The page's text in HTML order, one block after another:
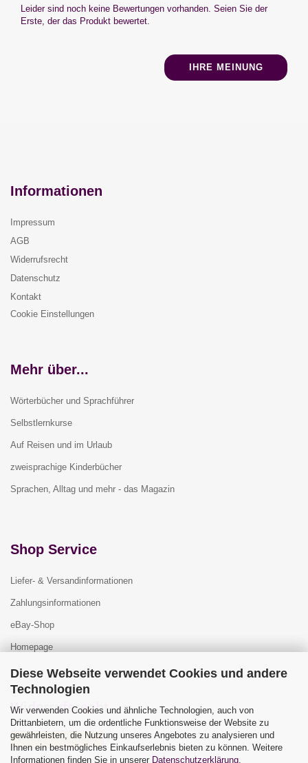
Diese Webseite verwendet Cookies und andere
Technologien
Wir verwenden Cookies und ähnliche Technologien, auch von
Drittanbietern, um die ordentliche Funktionsweise der Website zu
gewährleisten, die Nutzung unseres Angebotes zu analysieren und
Ihnen ein bestmögliches Einkaufserlebnis bieten zu können. Weitere
Informationen finden Sie in unserer Datenschutzerklärung
Leider sind noch keine Bewertungen vorhanden. Seien Sie der
Erste, der das Produkt bewertet.
IHRE MEINUNG
Informationen
Impressum
AGB
Widerrufsrecht
Datenschutz
Kontakt
Cookie Einstellungen
Mehr über...
Wörterbücher und Sprachführer
Selbstlernkurse
Auf Reisen und im Urlaub
zweisprachige Kinderbücher
Sprachen, Alltag und mehr - das Magazin
Shop Service
Liefer- & Versandinformationen
Zahlungsinformationen
eBay-Shop
Homepage
Widerrufsrecht
Vertrag widerrufen
Widerrufsbelehrung